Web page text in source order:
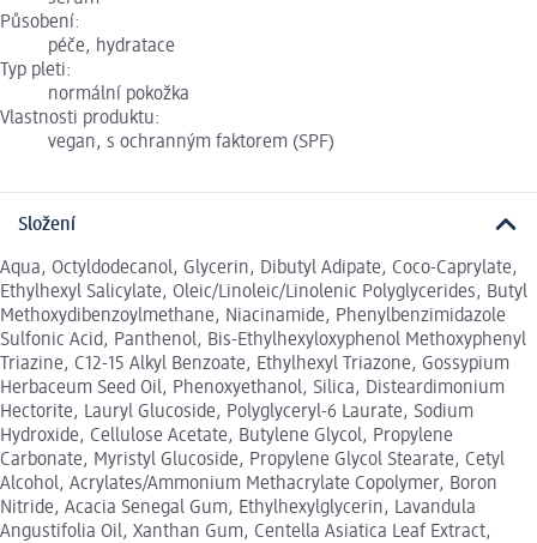
Působení:
péče, hydratace
Typ pleti:
normální pokožka
Vlastnosti produktu:
vegan, s ochranným faktorem (SPF)
Složení
Aqua, Octyldodecanol, Glycerin, Dibutyl Adipate, Coco-Caprylate,
Ethylhexyl Salicylate, Oleic/Linoleic/Linolenic Polyglycerides, Butyl
Methoxydibenzoylmethane, Niacinamide, Phenylbenzimidazole
Sulfonic Acid, Panthenol, Bis-Ethylhexyloxyphenol Methoxyphenyl
Triazine, C12-15 Alkyl Benzoate, Ethylhexyl Triazone, Gossypium
Herbaceum Seed Oil, Phenoxyethanol, Silica, Disteardimonium
Hectorite, Lauryl Glucoside, Polyglyceryl-6 Laurate, Sodium
Hydroxide, Cellulose Acetate, Butylene Glycol, Propylene
Carbonate, Myristyl Glucoside, Propylene Glycol Stearate, Cetyl
Alcohol, Acrylates/Ammonium Methacrylate Copolymer, Boron
Nitride, Acacia Senegal Gum, Ethylhexylglycerin, Lavandula
Angustifolia Oil, Xanthan Gum, Centella Asiatica Leaf Extract,